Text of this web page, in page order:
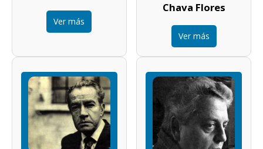
Ver más
Chava Flores
Ver más